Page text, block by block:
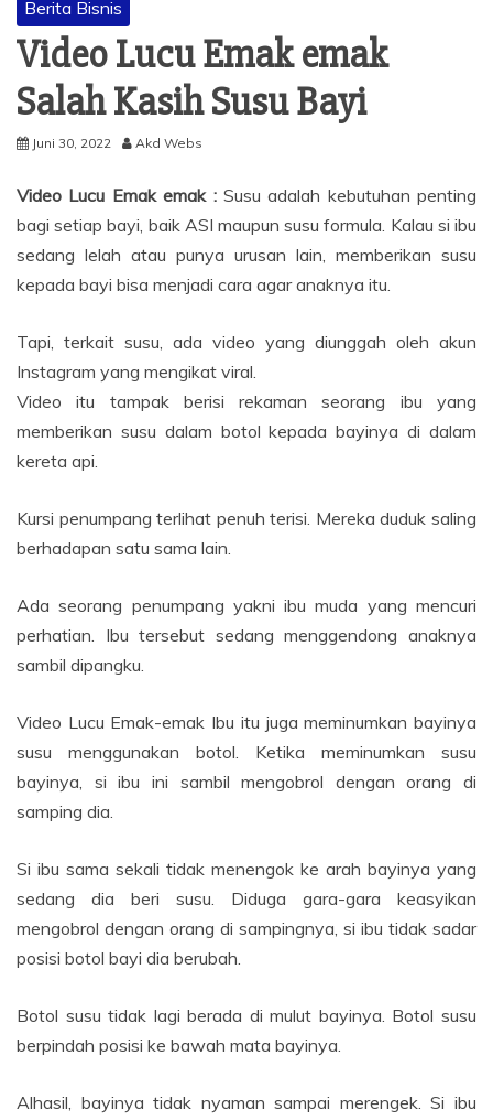
Berita Bisnis
Video Lucu Emak emak
Salah Kasih Susu Bayi
Juni 30, 2022 Akd Webs
Video Lucu Emak emak :Susu adalah kebutuhan penting
bagi setiap bayi, baik ASI maupun susu formula. Kalau si ibu
sedang lelah atau punya urusan lain, memberikan susu
kepada bayi bisa menjadi cara agar anaknya itu.
Tapi, terkait susu, ada video yang diunggah oleh akun
Instagram yang mengikat viral.
Video itu tampak berisi rekaman seorang ibu yang
memberikan susu dalam botol kepada bayinya di dalam
kereta api.
Kursi penumpang terlihat penuh terisi. Mereka duduk saling
berhadapan satu sama lain.
Ada seorang penumpang yakni ibu muda yang mencuri
perhatian. Ibu tersebut sedang menggendong anaknya
sambil dipangku.
Video Lucu Emak-emak Ibu itu juga meminumkan bayinya
susu menggunakan botol. Ketika meminumkan susu
bayinya, si ibu ini sambil mengobrol dengan orang di
samping dia.
Si ibu sama sekali tidak menengok ke arah bayinya yang
sedang dia beri susu. Diduga gara-gara keasyikan
mengobrol dengan orang di sampingnya, si ibu tidak sadar
posisi botol bayi dia berubah.
Botol susu tidak lagi berada di mulut bayinya. Botol susu
berpindah posisi ke bawah mata bayinya.
Alhasil, bayinya tidak nyaman sampai merengek. Si ibu